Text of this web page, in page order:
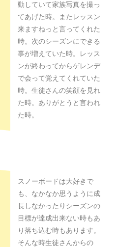
動していて家族写真を撮っ
てあげた時。またレッスン
来ますねっと言ってくれた
時。次のシーズンにできる
事が増えていた時。レッス
ンが終わってからゲレンデ
で会って覚えてくれていた
時。生徒さんの笑顔を見れ
た時。ありがとうと言われ
た時。
スノーボードは大好きで
も、なかなか思うように成
長しなかったりシーズンの
目標が達成出来ない時もあ
り落ち込む時もあります。
そんな時生徒さんからの